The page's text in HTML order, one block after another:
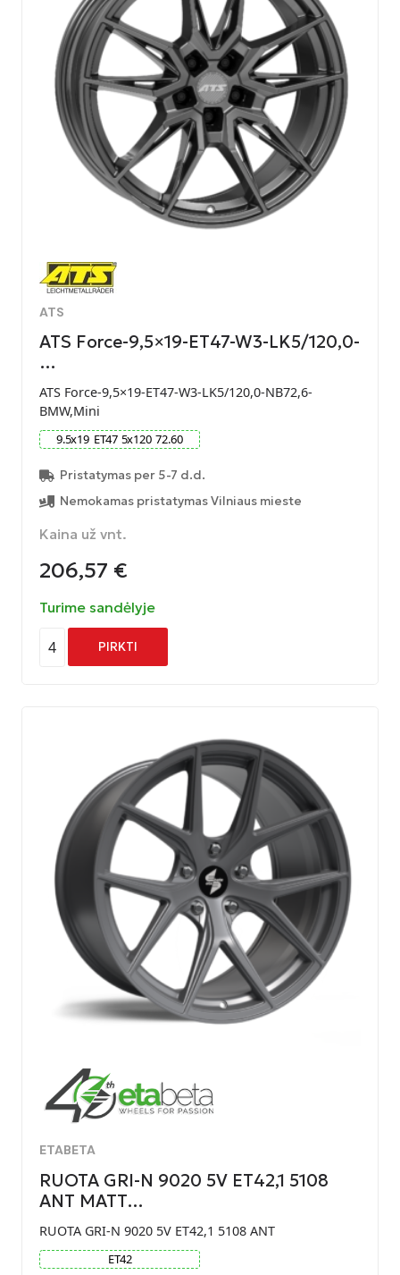
ATS
ATS Force-9,5×19-ET47-W3-LK5/120,0-
…
ATS Force-9,5×19-ET47-W3-LK5/120,0-NB72,6-
BMW,Mini
9.5x19 ET47 5x120 72.60
Pristatymas per 5-7 d.d.
Nemokamas pristatymas Vilniaus mieste
Kaina už vnt.
206,57 €
Turime sandėlyje
4 PIRKTI
ETABETA
RUOTA GRI-N 9020 5V ET42,1 5108
ANT MATT…
RUOTA GRI-N 9020 5V ET42,1 5108 ANT
ET42